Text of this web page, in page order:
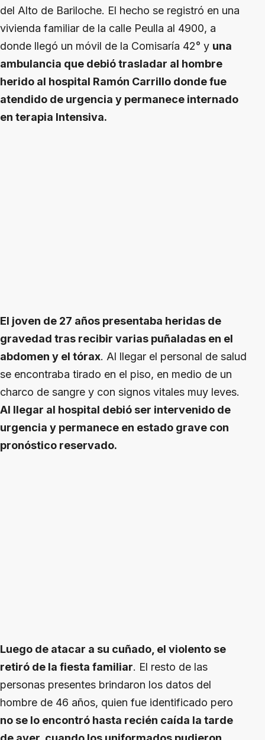
del Alto de Bariloche. El hecho se registró en una
vivienda familiar de la calle Peulla al 4900, a
donde llegó un móvil de la Comisaría 42° y una
ambulancia que debió trasladar al hombre
herido al hospital Ramón Carrillo donde fue
atendido de urgencia y permanece internado
en terapia Intensiva.
El joven de 27 años presentaba heridas de
gravedad tras recibir varias puñaladas en el
abdomen y el tórax. Al llegar el personal de salud
se encontraba tirado en el piso, en medio de un
charco de sangre y con signos vitales muy leves.
Al llegar al hospital debió ser intervenido de
urgencia y permanece en estado grave con
pronóstico reservado.
Luego de atacar a su cuñado, el violento se
retiró de la fiesta familiar. El resto de las
personas presentes brindaron los datos del
hombre de 46 años, quien fue identificado pero
no se lo encontró hasta recién caída la tarde